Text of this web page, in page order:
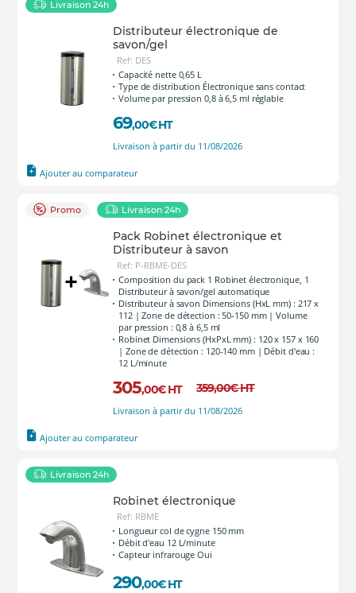
Livraison 24h
Distributeur électronique de
savon/gel
Ref: DES
Capacité nette 0,65 L
Type de distribution Électronique sans contact
Volume par pression 0,8 à 6,5 ml réglable
69,00€HT
Livraison à partir du 11/08/2026
Ajouter au comparateur
Promo Livraison 24h
Pack Robinet électronique et
Distributeur à savon
Ref: P-RBME-DES
Composition du pack 1 Robinet électronique, 1
Distributeur à savon/gel automatique
Distributeur à savon Dimensions (HxL mm) : 217 x
112 | Zone de détection : 50-150 mm | Volume
par pression : 0,8 à 6,5 ml
Robinet Dimensions (HxPxL mm) : 120 x 157 x 160
| Zone de détection : 120-140 mm | Débit d'eau :
12 L/minute
305,00€ HT 359,00€HT
Livraison à partir du 11/08/2026
Ajouter au comparateur
Livraison 24h
Robinet électronique
Ref: RBME
Longueur col de cygne 150 mm
Débit d'eau 12 L/minute
Capteur infrarouge Oui
290,00€ HT